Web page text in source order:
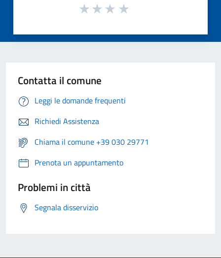
Contatta il comune
Leggi le domande frequenti
Richiedi Assistenza
Chiama il comune +39 030 29771
Prenota un appuntamento
Problemi in città
Segnala disservizio